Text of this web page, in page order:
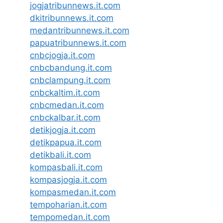
jogjatribunnews.it.com
dkitribunnews.it.com
medantribunnews.it.com
papuatribunnews.it.com
cnbcjogja.it.com
cnbcbandung.it.com
cnbclampung.it.com
cnbckaltim.it.com
cnbcmedan.it.com
cnbckalbar.it.com
detikjogja.it.com
detikpapua.it.com
detikbali.it.com
kompasbali.it.com
kompasjogja.it.com
kompasmedan.it.com
tempoharian.it.com
tempomedan.it.com